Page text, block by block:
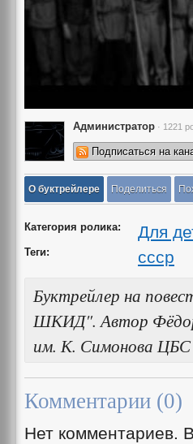
Администратор · 1221
Подписаться на
О буктрейлере Поделиться
Категория ролика: Для
Теги: ссср
Буктрейлер на
ШКИД". Автор
им. К. Симонова ЦБС
Комментарии (0)
Нет комментариев.